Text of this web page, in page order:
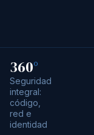
360°
Seguridad
integral:
código,
red e
identidad